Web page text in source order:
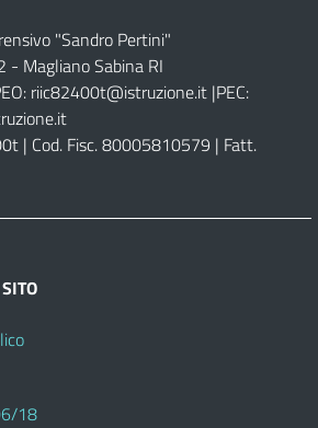
"Sandro Pertini"
- Magliano Sabina RI
riic82400t@istruzione.it |PEC:
| Cod. Fisc. 80005810579 | Fatt.
18